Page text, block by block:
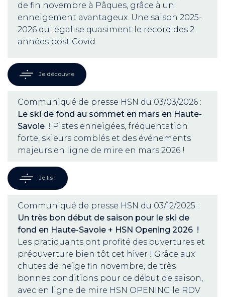
de fin novembre à Pâques, grâce à un
enneigement avantageux. Une saison 2025-
2026 qui égalise quasiment le record des 2
années post Covid.
Je découvre
Communiqué de presse HSN du 03/03/2026 :
Le ski de fond au sommet en mars en Haute-
Savoie ! Pistes enneigées, fréquentation
forte, skieurs comblés et des événements
majeurs en ligne de mire en mars 2026 !
Je lis !
Communiqué de presse HSN du 03/12/2025 :
Un très bon début de saison pour le ski de
fond en Haute-Savoie + HSN Opening 2026 !
Les pratiquants ont profité des ouvertures et
préouverture bien tôt cet hiver ! Grâce aux
chutes de neige fin novembre, de très
bonnes conditions pour ce début de saison,
avec en ligne de mire HSN OPENING le RDV